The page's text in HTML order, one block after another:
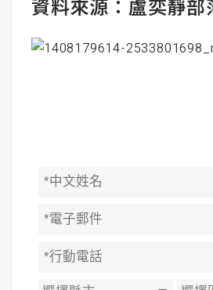
資料來源： 盧奕靜部